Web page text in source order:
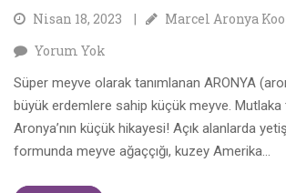
Nisan 18, 2023
Marcel Aronya
Yorum Yok
Süper meyve olarak tanımlanan ARONYA
büyük erdemlere sahip küçük meyve. Mutlaka
Aronya’nın küçük hikayesi! Açık alanlarda
formunda meyve ağaççığı, kuzey Amerika...